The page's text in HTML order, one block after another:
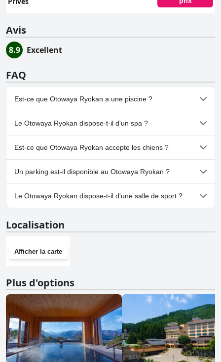
Avis
8.9 Excellent
FAQ
Est-ce que Otowaya Ryokan a une piscine ?
Non, Otowaya Ryokan n'a pas de piscine.
Le Otowaya Ryokan dispose-t-il d'un spa ?
Non, il n'y a pas de spa à Otowaya Ryokan.
Est-ce que Otowaya Ryokan accepte les chiens ?
Non, Otowaya Ryokan n'accepte pas les chiens.
Un parking est-il disponible au Otowaya Ryokan ?
Oui, un parking est disponible à Otowaya Ryokan.
Le Otowaya Ryokan dispose-t-il d'une salle de sport ?
Localisation
Afficher la carte
Plus d'options